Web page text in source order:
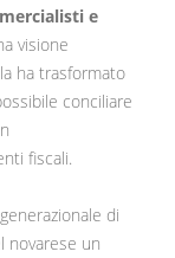
e
visione
ha trasformato
conciliare
fiscali.
di
novarese un